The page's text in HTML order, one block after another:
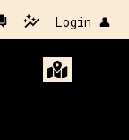
Login 👤